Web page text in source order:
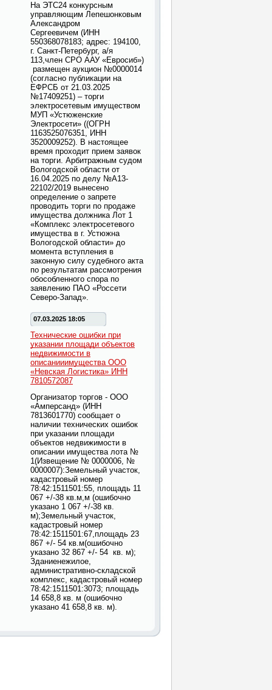
На ЭТС24 конкурсным
управляющим Лепешонковым
Александром
Сергеевичем (ИНН
550368078183; адрес: 194100,
г. Санкт-Петербург, а/я
113,член СРО ААУ «Евросиб»)
размещен аукцион №0000014
(согласно публикации на
ЕФРСБ от 21.03.2025
№17409251) – торги
электросетевым имуществом
МУП «Устюженские
Электросети» ((ОГРН
1163525076351, ИНН
3520009252). В настоящее
время проходит прием заявок
на торги. Арбитражным судом
Вологодской области от
16.04.2025 по делу №А13-
22102/2019 вынесено
определение о запрете
проводить торги по продаже
имущества должника Лот 1
«Комплекс электросетевого
имущества в г. Устюжна
Вологодской области» до
момента вступления в
законную силу судебного акта
по результатам рассмотрения
обособленного спора по
заявлению ПАО «Россети
Северо-Запад».
07.03.2025 18:05
Технические ошибки при
указании площади объектов
недвижимости в
описанииимущества ООО
«Невская Логистика» ИНН
7810572087
Организатор торгов - ООО
«Амперсанд» (ИНН
7813601770) сообщает о
наличии технических ошибок
при указании площади
объектов недвижимости в
описании имущества лота №
1(Извещение № 0000006, №
0000007):Земельный участок,
кадастровый номер
78:42:1511501:55, площадь 11
067 +/-38 кв.м,м (ошибочно
указано 1 067 +/-38 кв.
м);Земельный участок,
кадастровый номер
78:42:1511501:67,площадь 23
867 +/- 54 кв.м(ошибочно
указано 32 867 +/- 54 кв. м);
Зданиенежилое,
административно-складской
комплекс, кадастровый номер
78:42:1511501:3073; площадь
14 658,8 кв. м (ошибочно
указано 41 658,8 кв. м).